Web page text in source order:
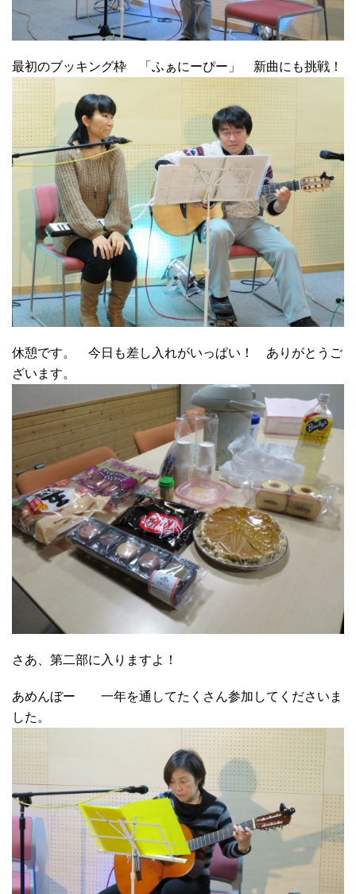
最初のブッキング枠 「ふぁにーぴー」 新曲にも挑戦！
休憩です。 今日も差し入れがいっぱい！ ありがとうご
ざいます。
さあ、第二部に入りますよ！
あめんぼー 一年を通してたくさん参加してくださいま
した。